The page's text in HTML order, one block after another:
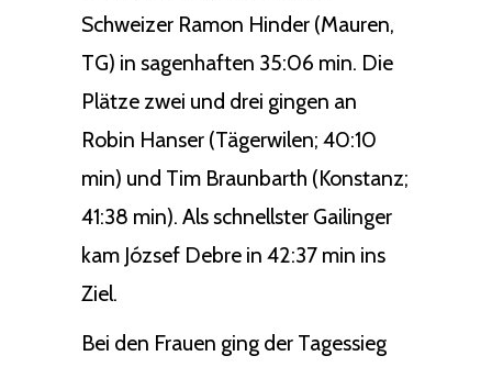
Schweizer Ramon Hinder (Mauren,
TG) in sagenhaften 35:06 min. Die
Plätze zwei und drei gingen an
Robin Hanser (Tägerwilen; 40:10
min) und Tim Braunbarth (Konstanz;
41:38 min). Als schnellster Gailinger
kam József Debre in 42:37 min ins
Ziel.
Bei den Frauen ging der Tagessieg